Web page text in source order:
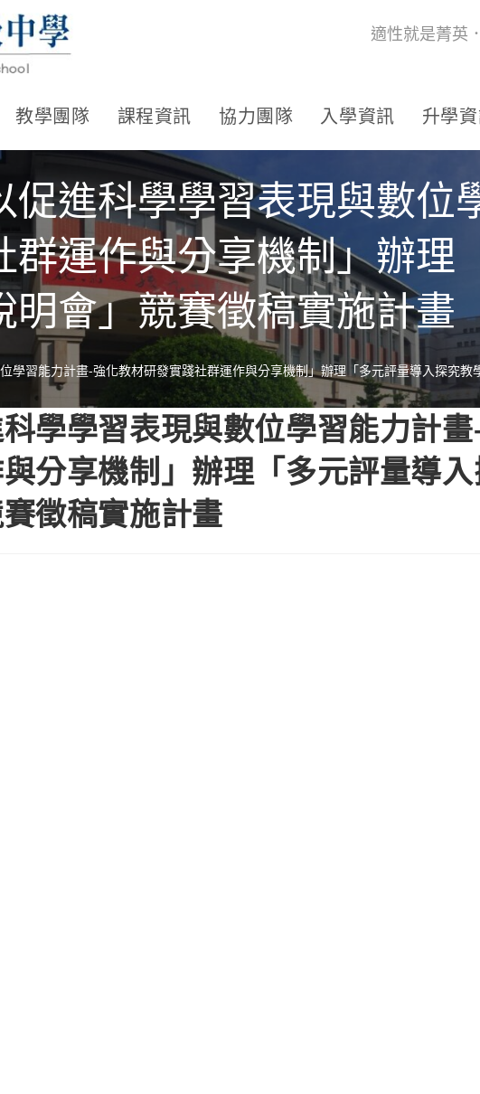
適性就是菁英
教學團隊 課程資訊 協力團隊 入學資訊 升學
進科學學習表現與數位
群運作與分享機制」辦理
會」競賽徵稿實施計畫
學習能力計畫-強化教材研發實踐社群運作與分享機制」辦理「多元評量導入探究
學學習表現與數位學習能力計
分享機制」辦理「多元評量導
徵稿實施計畫